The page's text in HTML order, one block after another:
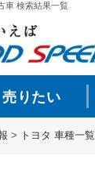
車 検索結果一覧
売りたい
> トヨタ 車種一覧